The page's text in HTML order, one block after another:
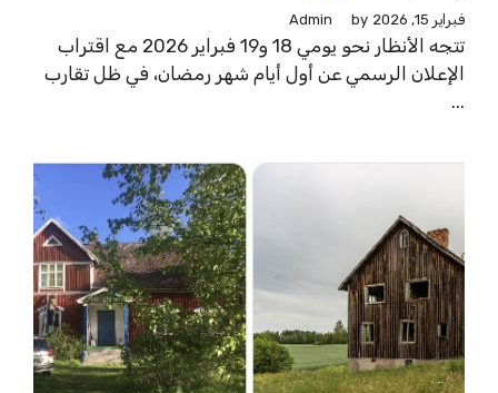
فبراير 15, 2026 by
Admin
تتجه الأنظار نحو يومي 18 و19 فبراير 2026 مع اقتراب
الإعلان الرسمي عن أول أيام شهر رمضان، في ظل تقارب
...